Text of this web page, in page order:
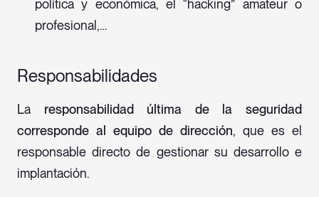
política y económica, el “hacking” amateur o
profesional,…
Responsabilidades
La responsabilidad última de la seguridad
corresponde al equipo de dirección, que es el
responsable directo de gestionar su desarrollo e
implantación.